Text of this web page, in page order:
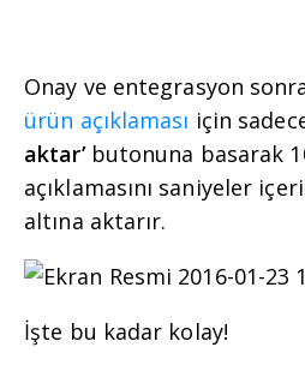
Onay ve entegrasyon
ürün açıklaması için
aktar’butonuna basarak
açıklamasını saniyeler
altına aktarır.
İşte bu kadar kolay!